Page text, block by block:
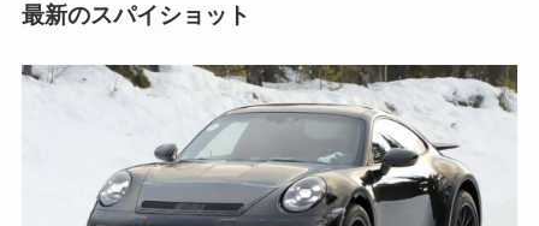
最新のスパイショット